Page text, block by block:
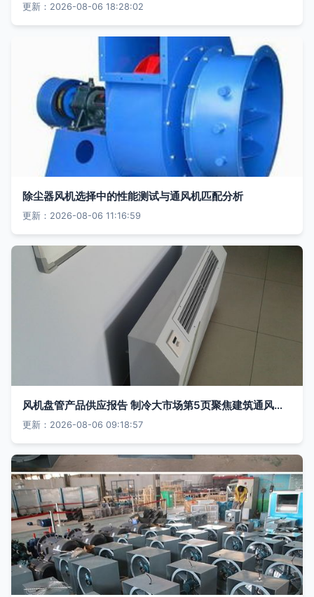
更新：2026-08-06 18:28:02
除尘器风机选择中的性能测试与通风机匹配分析
更新：2026-08-06 11:16:59
风机盘管产品供应报告 制冷大市场第5页聚焦建筑通风能效
更新：2026-08-06 09:18:57